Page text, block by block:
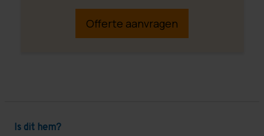
Offerte aanvragen
Is dit hem?